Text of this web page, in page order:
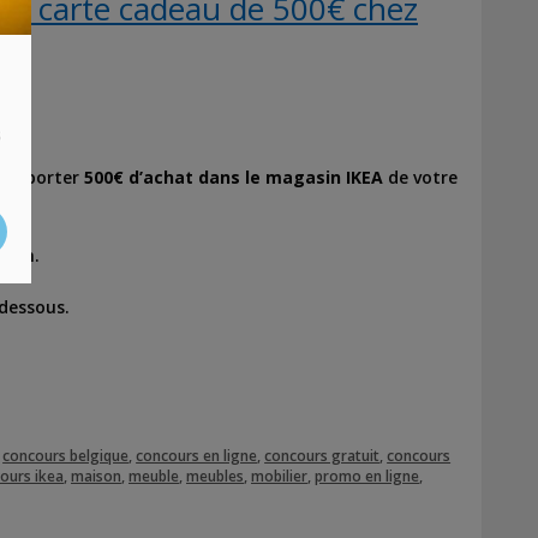
500€ d’achat dans le magasin IKEA de votre
concours belgique concours en ligne concours gratuit concours
ikea maison meuble meubles mobilier promo en ligne